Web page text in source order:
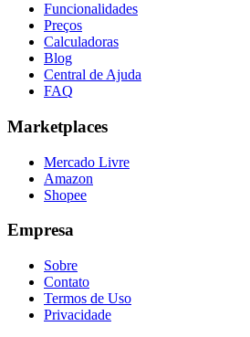
Funcionalidades
Preços
Calculadoras
Blog
Central de Ajuda
FAQ
Marketplaces
Mercado Livre
Amazon
Shopee
Empresa
Sobre
Contato
Termos de Uso
Privacidade